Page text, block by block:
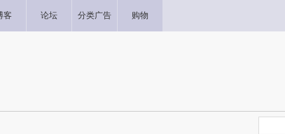
客 论坛 分类广告 购物